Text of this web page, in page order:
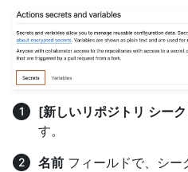
[新しいリポジトリ シー
す。
名前 フィールドで、シー